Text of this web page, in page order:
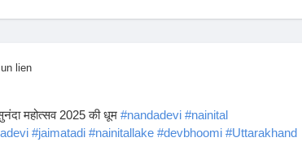
lien
महोत्सव 2025 की धूम #nandadevi #nainital
#jaimatadi #nainitallake #devbhoomi #Uttarakhand